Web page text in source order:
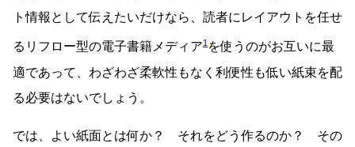
ト情報として伝えたいだけなら、読者にレイアウトを任せ
るリフロー型の電子書籍メディア1 を使うのがお互いに最
適であって、わざわざ柔軟性もなく利便性も低い紙束を配
る必要はないでしょう。
では、よい紙面とは何か？ それをどう作るのか？ その